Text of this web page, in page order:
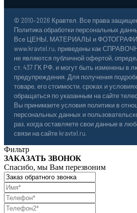
© 2010–2026 Кравтел. Все права
Политика обработки персональных
Все ЦЕНЫ, МАТЕРИАЛЫ и ФОТОГРАФИИ,
www.kravtel.ru, приведены как
не являются публичной офертой,
ст. 437 ГК РФ, и могут быть изменены в
предупреждения. Для получения
товаре, его стоимости, сроках и
обращаться по указанным на сайте
Вы принимаете условия политики в
персональных данных и
раз, когда оставляете свои данные в
связи на сайте kravtel.ru.
Фильтр
ЗАКАЗАТЬ ЗВОНОК
Спасибо, мы Вам перезвоним